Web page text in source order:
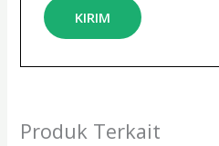
Produk Terkait